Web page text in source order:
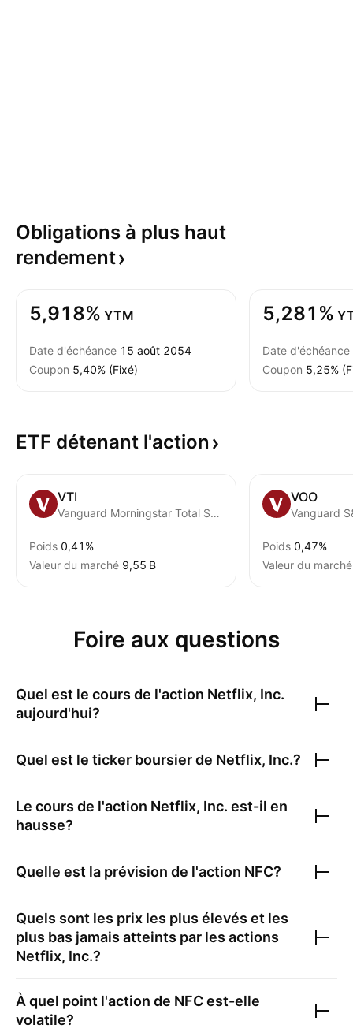
Obligations à plus haut
rendement
5,918% YTM
Date d'échéance 15 août 2054
Coupon 5,40% (Fixé)
5,281%
Date d'échéance
Coupon 5,25%
ETF détenant l'action
VTI
Vanguard Morningstar Total Stock Market ETF
Poids 0,41%
Valeur du marché ‪9,55 B‬
VOO
Vanguard
Poids 0,47%
Valeur du marché
Foire aux questions
Quel est le cours de l'action Netflix, Inc.
aujourd'hui?
Quel est le ticker boursier de Netflix, Inc.?
Le cours de l'action Netflix, Inc. est-il en
hausse?
Quelle est la prévision de l'action NFC?
Quels sont les prix les plus élevés et les
plus bas jamais atteints par les actions
Netflix, Inc.?
À quel point l'action de NFCest-elle
volatile?